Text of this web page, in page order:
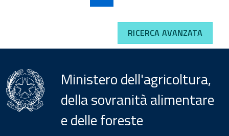
RICERCA AVANZATA
Ministero dell'agricoltura,
della sovranità alimentare
e delle foreste